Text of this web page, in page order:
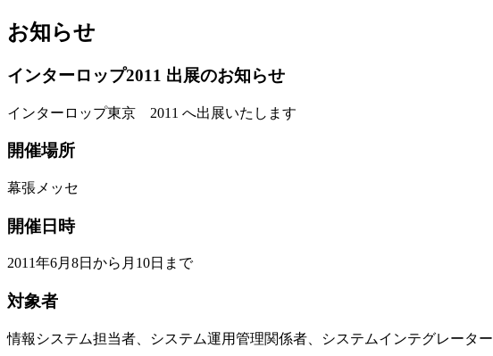
お知らせ
インターロップ2011 出展のお知らせ
インターロップ東京 2011 へ出展いたします
開催場所
幕張メッセ
開催日時
2011年6月8日から月10日まで
対象者
情報システム担当者、システム運用管理関係者、システムインテグレーター